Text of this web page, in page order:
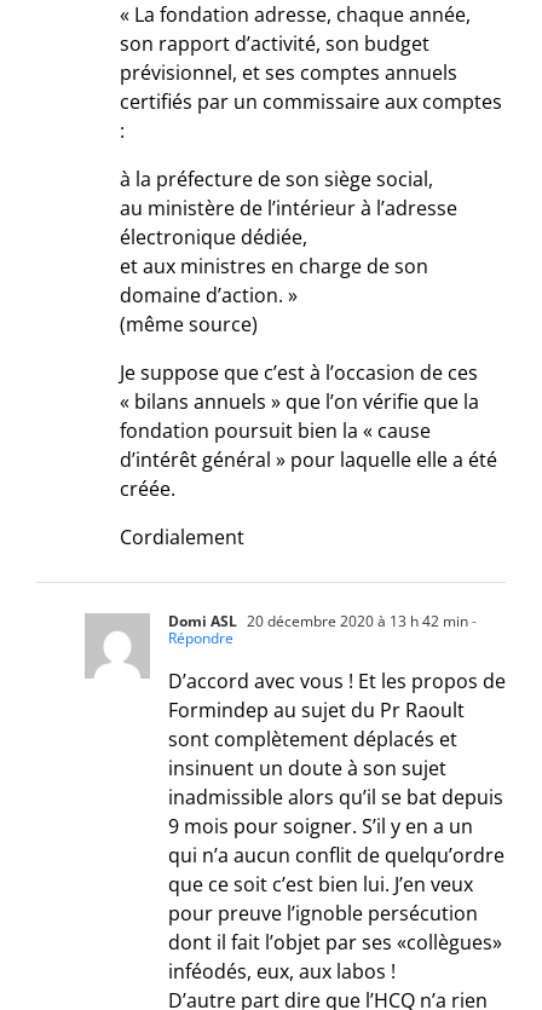
« La fondation adresse, chaque année,
son rapport d’activité, son budget
prévisionnel, et ses comptes annuels
certifiés par un commissaire aux comptes
:
à la préfecture de son siège social,
au ministère de l’intérieur à l’adresse
électronique dédiée,
et aux ministres en charge de son
domaine d’action. »
(même source)
Je suppose que c’est à l’occasion de ces
« bilans annuels » que l’on vérifie que la
fondation poursuit bien la « cause
d’intérêt général » pour laquelle elle a été
créée.
Cordialement
Domi ASL 20 décembre 2020 à 13 h 42 min-
Répondre
D’accord avec vous ! Et les propos de
Formindep au sujet du Pr Raoult
sont complètement déplacés et
insinuent un doute à son sujet
inadmissible alors qu’il se bat depuis
9 mois pour soigner. S’il y en a un
qui n’a aucun conflit de quelqu’ordre
que ce soit c’est bien lui. J’en veux
pour preuve l’ignoble persécution
dont il fait l’objet par ses «collègues»
inféodés, eux, aux labos !
D’autre part dire que l’HCQ n’a rien